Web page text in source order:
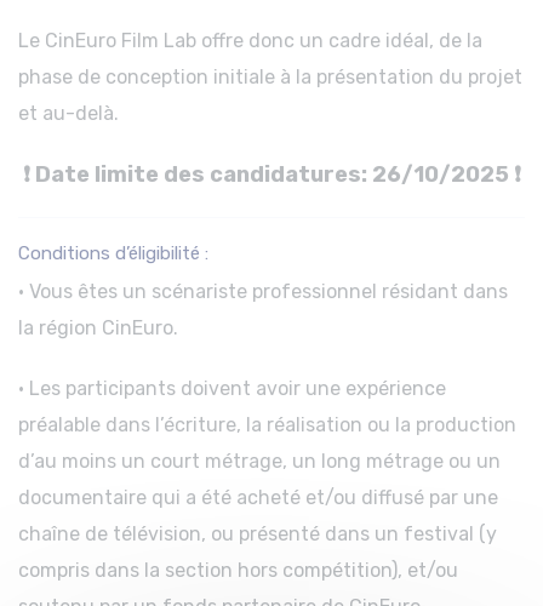
Le CinEuro Film Lab offre donc un cadre idéal, de la
phase de conception initiale à la présentation du projet
et au-delà.
❗ Date limite des candidatures: 26/10/2025 ❗
Conditions d’éligibilité :
· Vous êtes un scénariste professionnel résidant dans
la région CinEuro.
· Les participants doivent avoir une expérience
préalable dans l’écriture, la réalisation ou la production
d’au moins un court métrage, un long métrage ou un
documentaire qui a été acheté et/ou diffusé par une
chaîne de télévision, ou présenté dans un festival (y
compris dans la section hors compétition), et/ou